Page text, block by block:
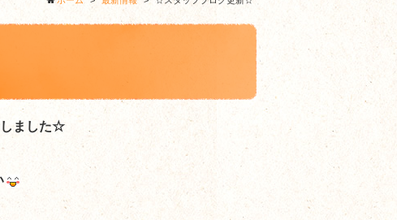
ました☆